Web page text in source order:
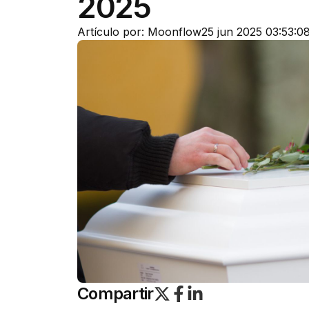
Artículo por: Moonflow25 jun 2025
Compartir